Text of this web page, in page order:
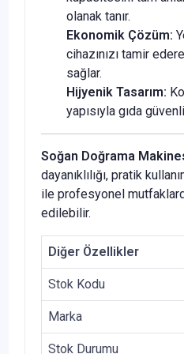
olanak tanır.
Ekonomik Çözüm:
cihazınızı tamir
sağlar.
Hijyenik Tasarım:
yapısıyla gıda
Soğan Doğrama
dayanıklılığı, pratik
ile profesyonel
edilebilir.
Diğer Özellikler
Stok Kodu
Marka
Stok Durumu